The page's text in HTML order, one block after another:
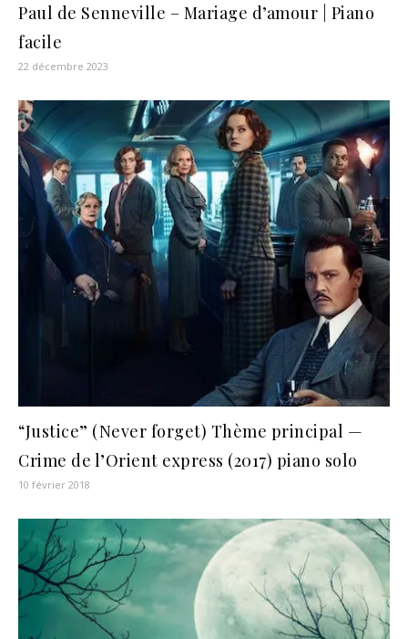
Paul de Senneville – Mariage d’amour | Piano
facile
22 décembre 2023
“Justice” (Never forget) Thème principal —
Crime de l’Orient express (2017) piano solo
10 février 2018